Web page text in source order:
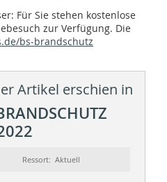
Für Sie stehen kostenlose
zur Verfügung. Die
bs-brandschutz
Artikel erschien in
Ressort: Aktuell